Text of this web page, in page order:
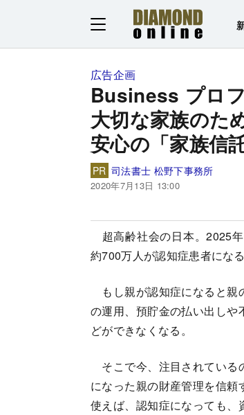
広告企画
Business プロ
大切な家族のた
安心の「家族信
PR 司法書士 松野下事務所
2020年7月13日 13:00
超高齢社会の日本。2025
約700万人が認知症患者になる
もし親が認知症になると親
の運用、預貯金の払い出しや
どができなくなる。
そこで今、注目されている
になった親の財産管理を信
使えば、認知症になっても、